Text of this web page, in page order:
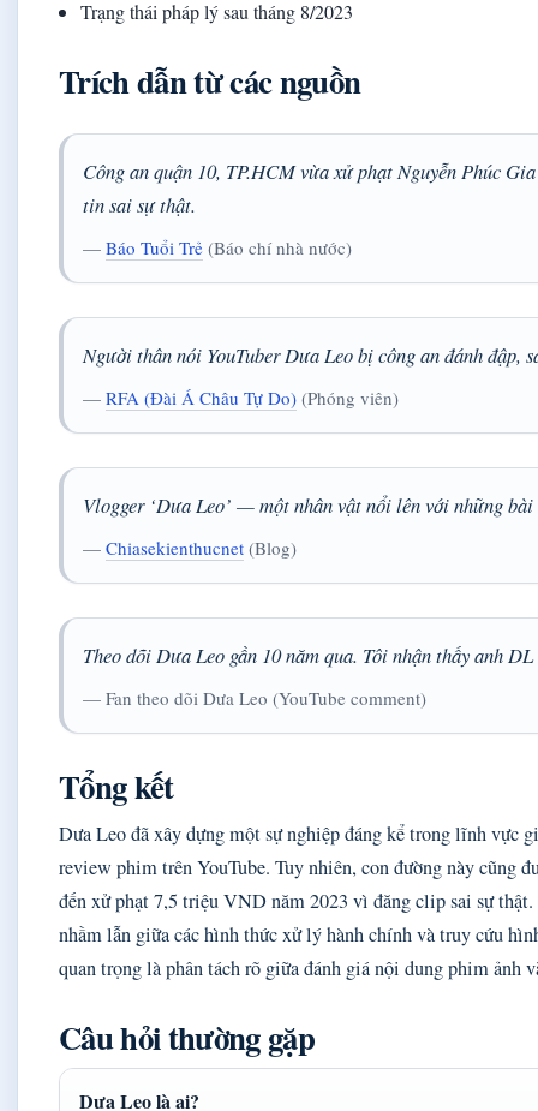
Trạng thái pháp lý sau tháng 8/2023
Trích dẫn từ các nguồn
Công an quận 10, TP.HCM vừa xử phạt Nguyễn Phúc
tin sai sự thật.
— Báo Tuổi Trẻ (Báo chí nhà nước)
Người thân nói YouTuber Dưa Leo bị công an đánh đập,
— RFA (Đài Á Châu Tự Do) (Phóng viên)
Vlogger ‘Dưa Leo’ — một nhân vật nổi lên với những
— Chiasekienthucnet (Blog)
Theo dõi Dưa Leo gần 10 năm qua. Tôi nhận thấy anh
— Fan theo dõi Dưa Leo (YouTube comment)
Tổng kết
Dưa Leo đã xây dựng một sự nghiệp đáng kể trong lĩnh
review phim trên YouTube. Tuy nhiên, con đường này cũng
đến xử phạt 7,5 triệu VND năm 2023 vì đăng clip sai sự thật.
nhầm lẫn giữa các hình thức xử lý hành chính và truy cứu
quan trọng là phân tách rõ giữa đánh giá nội dung phim ảnh
Câu hỏi thường gặp
Dưa Leo là ai?